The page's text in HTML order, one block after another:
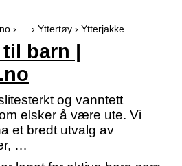
› … › Yttertøy › Ytterjakke
barn |
og vanntett
elsker å være ute. Vi
et bredt utvalg av
…